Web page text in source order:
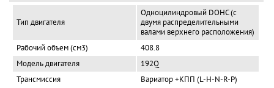
Тип двигателя
Одноцилиндровый DOHC (с
двумя распределительными
валами верхнего расположения)
Рабочий объем (см3)
408.8
Модель двигателя
192Q
Трансмиссия
Вариатор +КПП (L-H-N-R-P)